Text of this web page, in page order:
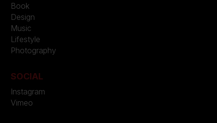
Book
Design
Music
Lifestyle
Photography
SOCIAL
Instagram
Vimeo